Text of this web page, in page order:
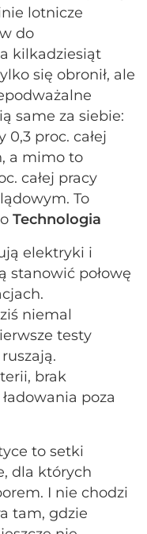
lotnicze
do
kilkadziesiąt
się obronił, ale
same za siebie:
0,3 proc. całej
a mimo to
całej pracy
To
Technologia
elektryki i
stanowić połowę
niemal
testy
brak
poza
to setki
dla których
I nie chodzi
tam, gdzie